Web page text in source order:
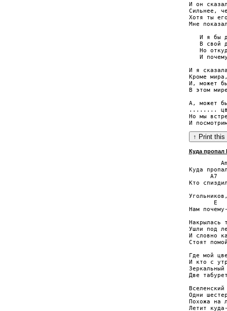
И он
Сильнее,
Хотя ты
Мне
И я бы
В свой
Но
И
И я
Кроме
И, может
В этом
А, может
........
Но мы
Куда пропал
Куда
A7
Кто
E
Нам
Накрылась
Ушли под
И словно
Стоят
Где мой
И кто с
Две
Одни
Похожа на